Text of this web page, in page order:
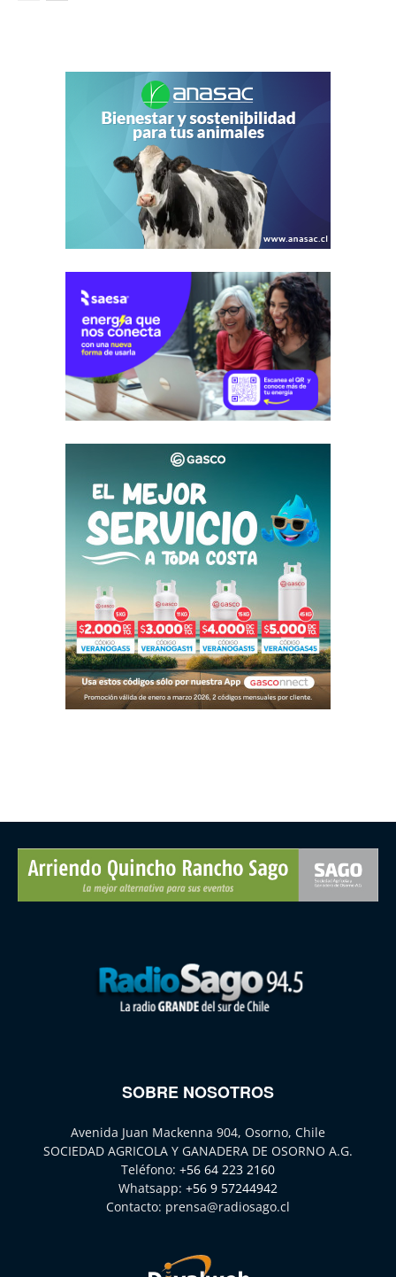
SOBRE NOSOTROS
Avenida Juan Mackenna 904, Osorno, Chile
SOCIEDAD AGRICOLA Y GANADERA DE OSORNO A.G.
Teléfono: +56 64 223 2160
Whatsapp: +56 9 57244942
Contacto: prensa@radiosago.cl